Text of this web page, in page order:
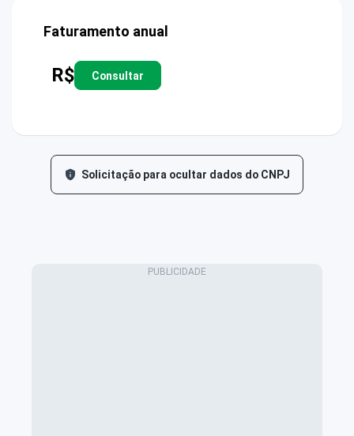
Faturamento anual
R$ Consultar
Solicitação para ocultar dados do CNPJ